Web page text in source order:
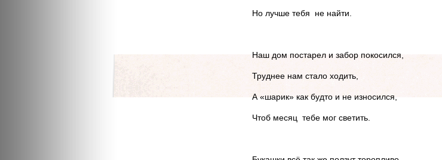
Но лучше тебя не найти.
Наш дом постарел и забор покосился,
Труднее нам стало ходить,
А «шарик» как будто и не износился,
Чтоб месяц тебе мог светить.